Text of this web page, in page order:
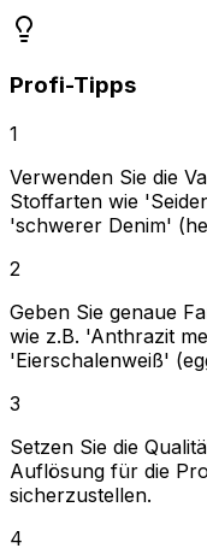
Profi-Tipps
1
Verwenden Sie die
Stoffarten wie
'schwerer Denim'
2
Geben Sie genaue
wie z.B. 'Anthrazit
'Eierschalenweiß'
3
Setzen Sie die
Auflösung für die
sicherzustellen.
4